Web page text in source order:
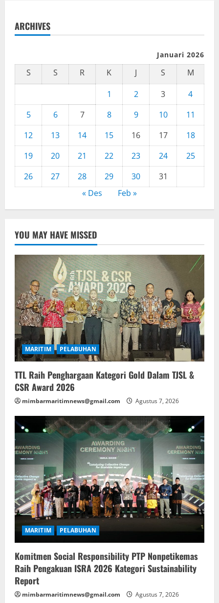
ARCHIVES
Januari 2026
S S R K J S
M
1
2 3
4
5
6 7 8 9 10
11
12
13 14 15 16 17
18
19
20 21 22 23 24
25
26
27 28 29 30
31
« Des
Feb »
YOU MAY HAVE MISSED
MARITIM PELABUHAN
TTL Raih Penghargaan Kategori Gold Dalam TJSL &
CSR Award 2026
mimbarmaritimnews@gmail.com Agustus 7, 2026
MARITIM PELABUHAN
Komitmen Social Responsibility PTP Nonpetikemas
Raih Pengakuan ISRA 2026 Kategori Sustainability
Report
mimbarmaritimnews@gmail.com Agustus 7, 2026